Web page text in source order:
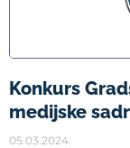
Konkurs
medijske
05.03.2024.